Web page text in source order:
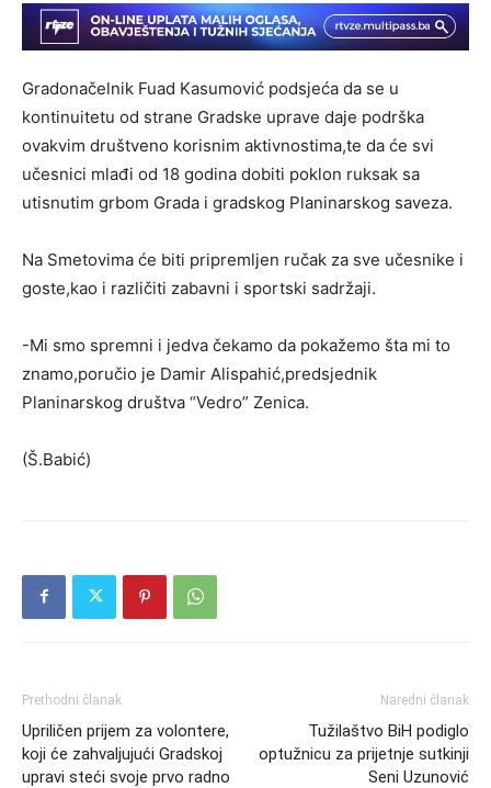
Gradonačelnik Fuad Kasumović podsjeća da se u
kontinuitetu od strane Gradske uprave daje podrška
ovakvim društveno korisnim aktivnostima,te da će svi
učesnici mlađi od 18 godina dobiti poklon ruksak sa
utisnutim grbom Grada i gradskog Planinarskog saveza.
Na Smetovima će biti pripremljen ručak za sve učesnike i
goste,kao i različiti zabavni i sportski sadržaji.
-Mi smo spremni i jedva čekamo da pokažemo šta mi to
znamo,poručio je Damir Alispahić,predsjednik
Planinarskog društva “Vedro” Zenica.
(Š.Babić)
Prethodni članak
Upriličen prijem za volontere,
koji će zahvaljujući Gradskoj
upravi steći svoje prvo radno
Naredni članak
Tužilaštvo BiH podiglo
optužnicu za prijetnje sutkinji
Seni Uzunović